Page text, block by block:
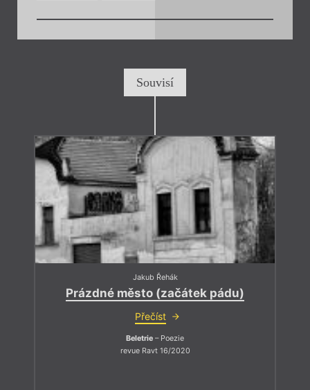
Souvisí
Jakub Řehák
Prázdné město (začátek pádu)
Přečíst
Beletrie – Poezie
revue Ravt 16/2020